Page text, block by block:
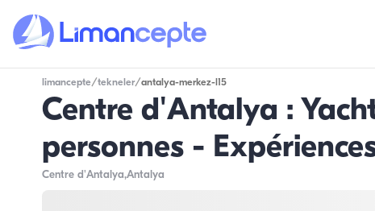
limancepte/tekneler/antalya-merkez-l15
Centre d'Antalya :
personnes -
Centre d'Antalya,Antalya